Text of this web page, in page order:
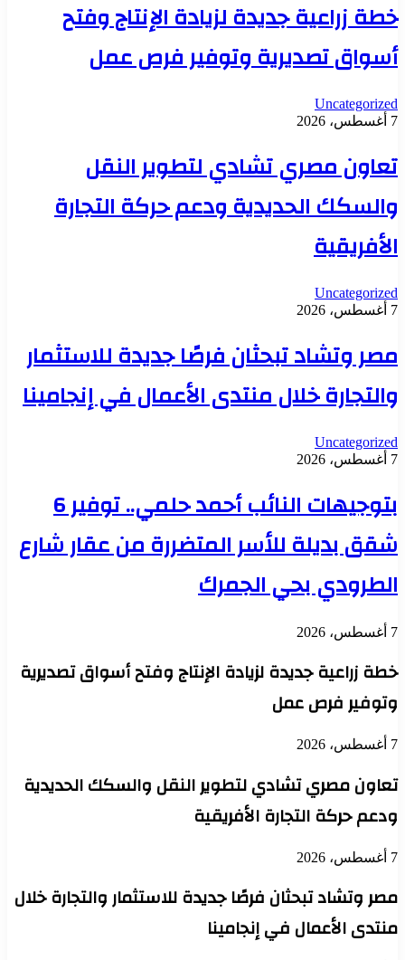
خطة زراعية جديدة لزيادة الإنتاج وفتح
أسواق تصديرية وتوفير فرص عمل
Uncategorized
7 أغسطس، 2026
تعاون مصري تشادي لتطوير النقل
والسكك الحديدية ودعم حركة التجارة
الأفريقية
Uncategorized
7 أغسطس، 2026
مصر وتشاد تبحثان فرصًا جديدة للاستثمار
والتجارة خلال منتدى الأعمال في إنجامينا
Uncategorized
7 أغسطس، 2026
بتوجيهات النائب أحمد حلمي.. توفير 6
شقق بديلة للأسر المتضررة من عقار شارع
الطرودي بحي الجمرك
7 أغسطس، 2026
خطة زراعية جديدة لزيادة الإنتاج وفتح أسواق تصديرية
وتوفير فرص عمل
7 أغسطس، 2026
تعاون مصري تشادي لتطوير النقل والسكك الحديدية
ودعم حركة التجارة الأفريقية
7 أغسطس، 2026
مصر وتشاد تبحثان فرصًا جديدة للاستثمار والتجارة خلال
منتدى الأعمال في إنجامينا